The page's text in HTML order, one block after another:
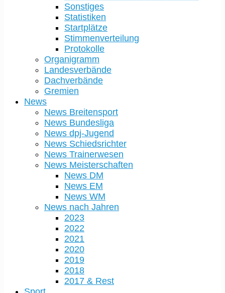
Sonstiges
Statistiken
Startplätze
Stimmenverteilung
Protokolle
Organigramm
Landesverbände
Dachverbände
Gremien
News
News Breitensport
News Bundesliga
News dpj-Jugend
News Schiedsrichter
News Trainerwesen
News Meisterschaften
News DM
News EM
News WM
News nach Jahren
2023
2022
2021
2020
2019
2018
2017 & Rest